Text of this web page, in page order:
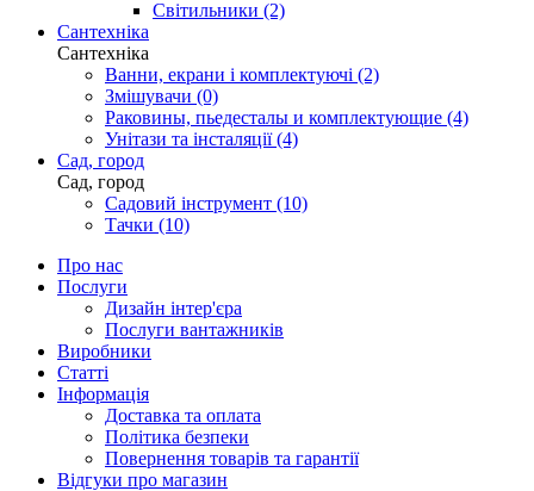
Світильники (2)
Сантехніка
Сантехніка
Ванни, екрани і комплектуючі (2)
Змішувачи (0)
Раковины, пьедесталы и комплектующие (4)
Унітази та інсталяції (4)
Сад, город
Сад, город
Садовий інструмент (10)
Тачки (10)
Про нас
Послуги
Дизайн інтер'єра
Послуги вантажників
Виробники
Статті
Інформація
Доставка та оплата
Політика безпеки
Повернення товарів та гарантії
Відгуки про магазин